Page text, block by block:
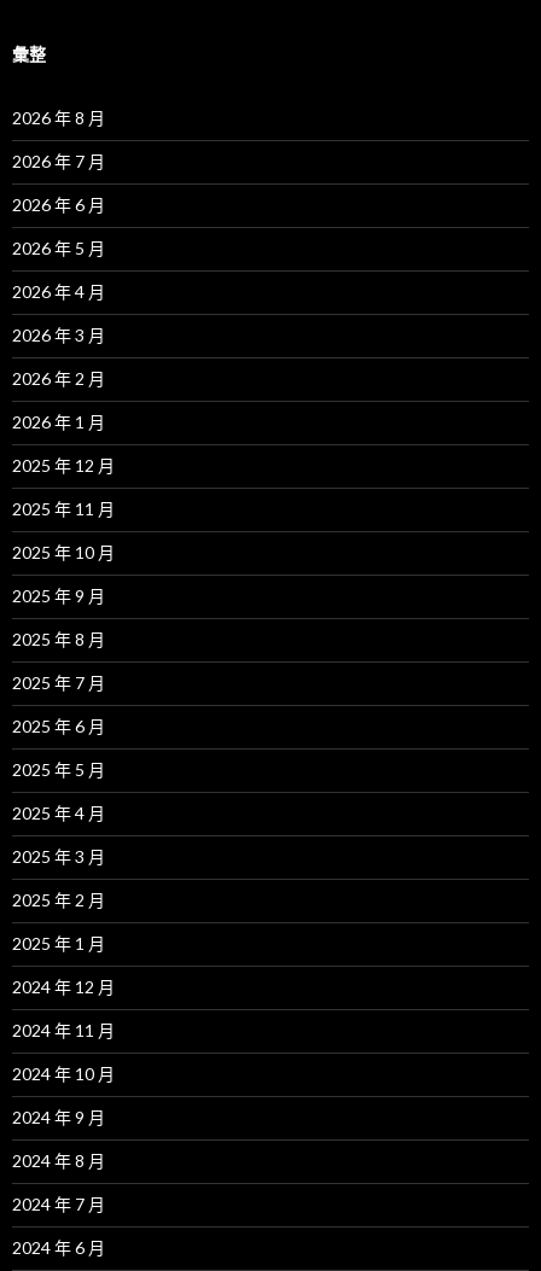
彙整
2026 年 8 月
2026 年 7 月
2026 年 6 月
2026 年 5 月
2026 年 4 月
2026 年 3 月
2026 年 2 月
2026 年 1 月
2025 年 12 月
2025 年 11 月
2025 年 10 月
2025 年 9 月
2025 年 8 月
2025 年 7 月
2025 年 6 月
2025 年 5 月
2025 年 4 月
2025 年 3 月
2025 年 2 月
2025 年 1 月
2024 年 12 月
2024 年 11 月
2024 年 10 月
2024 年 9 月
2024 年 8 月
2024 年 7 月
2024 年 6 月